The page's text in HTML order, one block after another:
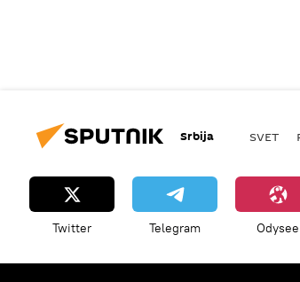
Srbija SVET
Twitter Telegram Odysee